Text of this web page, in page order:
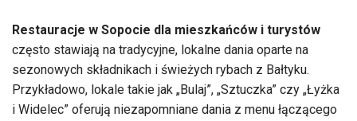
Restauracje w Sopocie dla mieszkańców i turystów
często stawiają na tradycyjne, lokalne dania oparte na
sezonowych składnikach i świeżych rybach z Bałtyku.
Przykładowo, lokale takie jak „Bulaj”, „Sztuczka” czy „Łyżka
i Widelec” oferują niezapomniane dania z menu łączącego